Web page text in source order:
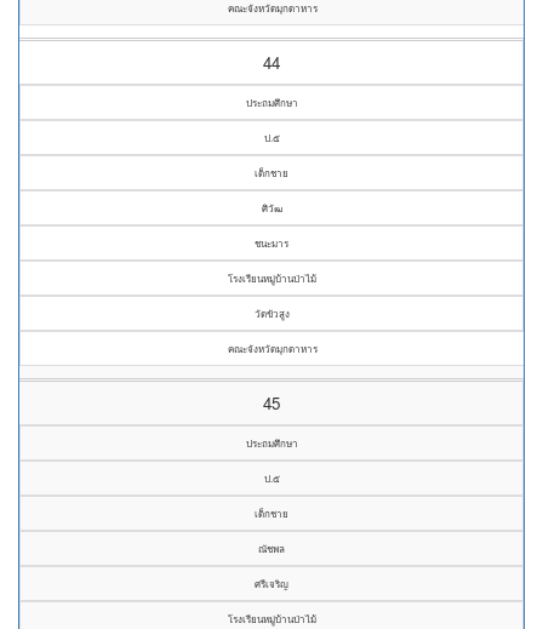
คณะจังหวัดมุกดาหาร
44
ประถมศึกษา
ป.๕
เด็กชาย
ศิวัฒ
ชนะมาร
โรงเรียนหมู่บ้านป่าไม้
วัดขัวสูง
คณะจังหวัดมุกดาหาร
45
ประถมศึกษา
ป.๕
เด็กชาย
ณัชพล
ศรีเจริญ
โรงเรียนหมู่บ้านป่าไม้